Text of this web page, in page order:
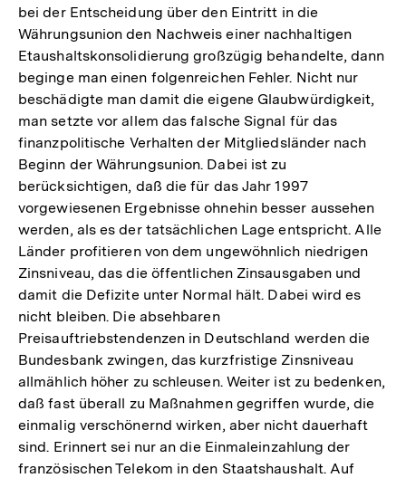
bei der Entscheidung über den Eintritt in die
Währungsunion den Nachweis einer nachhaltigen
Etaushaltskonsolidierung großzügig behandelte, dann
beginge man einen folgenreichen Fehler. Nicht nur
beschädigte man damit die eigene Glaubwürdigkeit,
man setzte vor allem das falsche Signal für das
finanzpolitische Verhalten der Mitgliedsländer nach
Beginn der Währungsunion. Dabei ist zu
berücksichtigen, daß die für das Jahr 1997
vorgewiesenen Ergebnisse ohnehin besser aussehen
werden, als es der tatsächlichen Lage entspricht. Alle
Länder profitieren von dem ungewöhnlich niedrigen
Zinsniveau, das die öffentlichen Zinsausgaben und
damit die Defizite unter Normal hält. Dabei wird es
nicht bleiben. Die absehbaren
Preisauftriebstendenzen in Deutschland werden die
Bundesbank zwingen, das kurzfristige Zinsniveau
allmählich höher zu schleusen. Weiter ist zu bedenken,
daß fast überall zu Maßnahmen gegriffen wurde, die
einmalig verschönernd wirken, aber nicht dauerhaft
sind. Erinnert sei nur an die Einmaleinzahlung der
französischen Telekom in den Staatshaushalt. Auf